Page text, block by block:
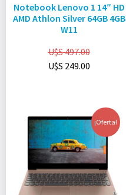
Notebook Lenovo 1 14″ HD
AMD Athlon Silver 64GB 4GB
W11
U$S497.00
U$S 249.00
¡Oferta!